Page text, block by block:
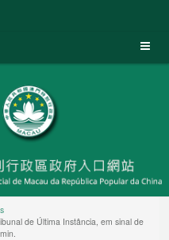
de Última Instância, em sinal de